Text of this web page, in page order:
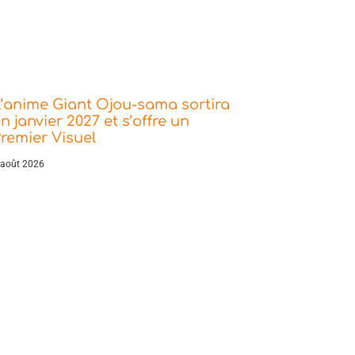
Giant Ojou-sama sortira
janvier 2027 et s’offre un
Visuel
2026